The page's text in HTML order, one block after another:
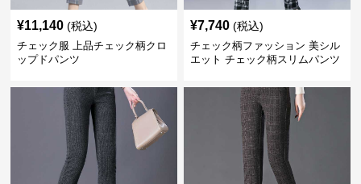
¥11,140 (税込)
チェック服 上品チェック柄クロ
ップドパンツ
¥7,740 (税込)
チェック柄ファッション 美シル
エット チェック柄スリムパンツ